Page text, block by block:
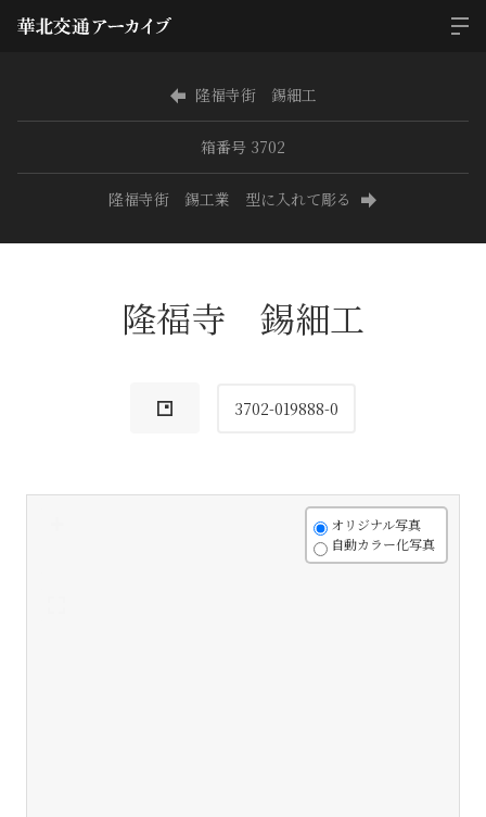
隆福寺街 錫細工
箱番号 3702
隆福寺街 錫工業 型に入れて彫る
隆福寺 錫細工
3702-019888-0
オリジナル写真
自動カラー化写真